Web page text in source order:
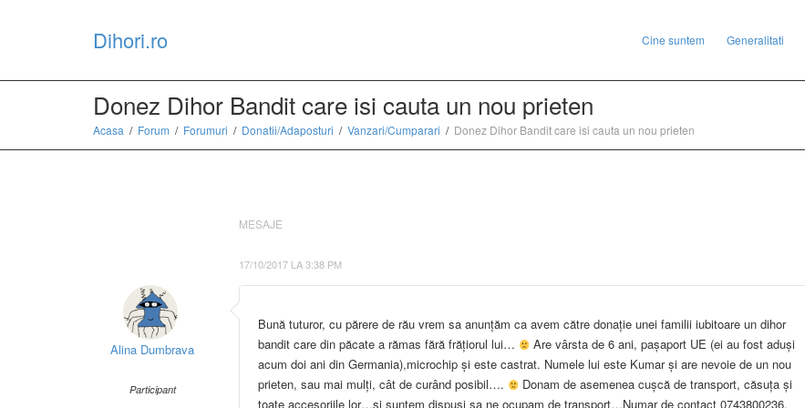
Dihori.ro Cine suntem Generalitati
Donez Dihor Bandit care isi cauta un nou prieten
Acasa Forum Forumuri Donatii/Adaposturi Vanzari/Cumparari Donez Dihor Bandit care isi cauta un nou prieten
MESAJE
17/10/2017 LA 3:38 PM
Alina Dumbrava
Participant
Bună tuturor, cu părere de rău vrem sa anunțăm ca avem către donație unei familii iubitoare un dihor
bandit care din păcate a rămas fără frățiorul lui…
Are vârsta de 6 ani, pașaport UE (ei au fost aduși
acum doi ani din Germania),microchip și este castrat. Numele lui este Kumar și are nevoie de un nou
prieten, sau mai mulți, cât de curând posibil….
Donam de asemenea cușcă de transport, căsuța și
toate accesoriile lor…si suntem dispusi sa ne ocupam de transport…Numar de contact 0743800236,